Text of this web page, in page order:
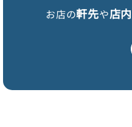
お店の軒先や店内